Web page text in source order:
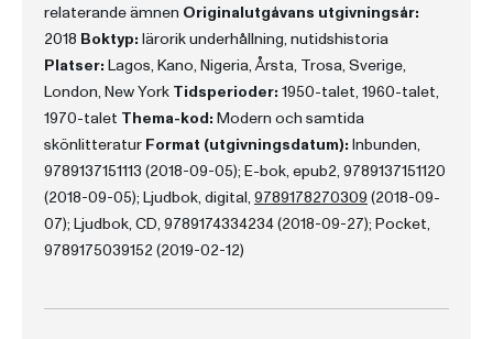
relaterande ämnen Originalutgåvans utgivningsår:
2018 Boktyp: lärorik underhållning, nutidshistoria
Platser: Lagos, Kano, Nigeria, Årsta, Trosa, Sverige,
London, New York Tidsperioder: 1950-talet, 1960-talet,
1970-talet Thema-kod: Modern och samtida
skönlitteratur Format (utgivningsdatum): Inbunden,
9789137151113 (2018-09-05); E-bok, epub2, 9789137151120
(2018-09-05); Ljudbok, digital, 9789178270309 (2018-09-
07); Ljudbok, CD, 9789174334234 (2018-09-27); Pocket,
9789175039152 (2019-02-12)